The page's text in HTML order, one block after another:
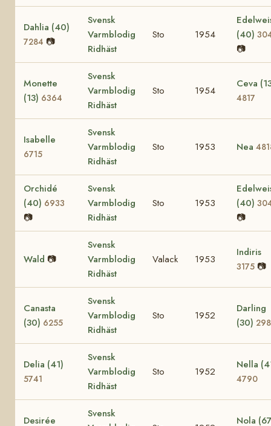
Dahlia (40)
7284 📷
Svensk
Varmblodig
Ridhäst
Sto 1954
(40)
📷
Monette
(13) 6364
Svensk
Varmblodig
Ridhäst
Sto 1954
Ceva
4817
Isabelle
6715
Svensk
Varmblodig
Ridhäst
Sto 1953 Nea
Orchidé
(40) 6933
📷
Svensk
Varmblodig
Ridhäst
Sto 1953
(40)
📷
Wald 📷
Svensk
Varmblodig
Ridhäst
Valack 1953
Indiris
3175 📷
Canasta
(30) 6255
Svensk
Varmblodig
Ridhäst
Sto 1952
Darling
(30)
Delia (41)
5741
Svensk
Varmblodig
Ridhäst
Sto 1952
Nella
4790
Desirée
Svensk
Nola